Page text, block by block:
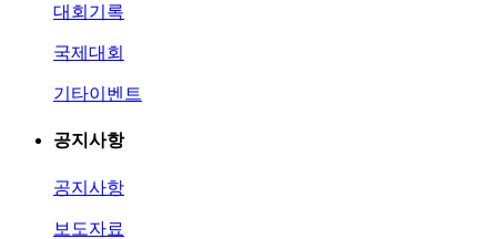
대회기록
국제대회
기타이벤트
공지사항
공지사항
보도자료